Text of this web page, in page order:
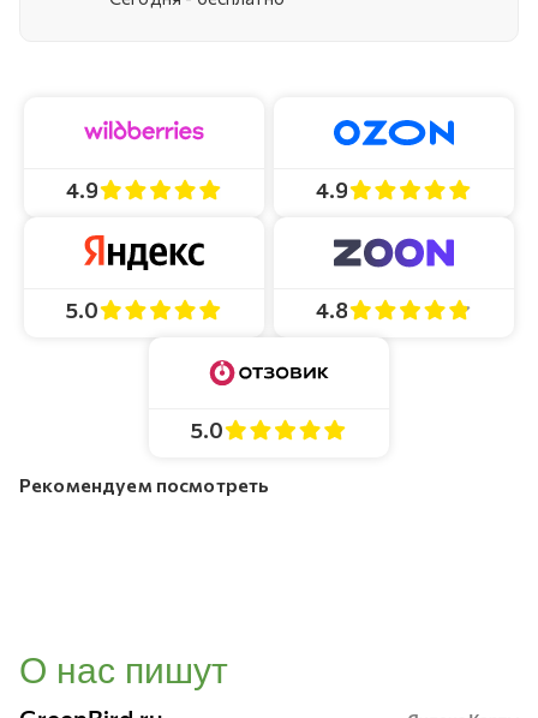
4.9 4.9
5.0 4.8
5.0
Рекомендуем посмотреть
О нас пишут